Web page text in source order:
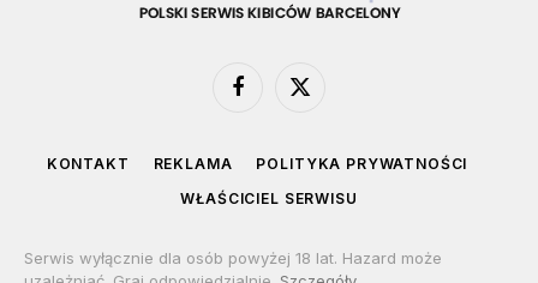
Facebook
X
KONTAKT REKLAMA
POLITYKA PRYWATNOŚCI
WŁAŚCICIEL SERWISU
Serwis wyłącznie dla osób powyżej 18 lat. Hazard może